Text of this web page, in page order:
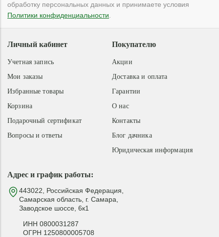
обработку персональных данных и принимаете условия
Политики конфиденциальности
Адрес и график работы:
443022, Российская Федерация,
Самарская область, г. Самара,
Заводское шоссе, 6к1
ИНН 0800031287
ОГРН 1250800005708
Покупателю
Акции
Доставка и оплата
Гарантии
О нас
Контакты
Блог дачника
Юридическая информация
Личный кабинет
Учетная запись
Мои заказы
Избранные товары
Корзина
Подарочный сертификат
Вопросы и ответы